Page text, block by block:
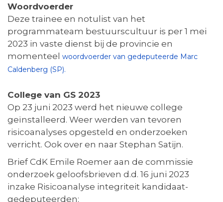
Woordvoerder
Deze trainee en notulist van het
programmateam bestuurscultuur is per 1 mei
2023 in vaste dienst bij de provincie en
momenteel woordvoerder van gedeputeerde Marc
Caldenberg (SP).
College van GS 2023
Op 23 juni 2023 werd het nieuwe college
geïnstalleerd. Weer werden van tevoren
risicoanalyses opgesteld en onderzoeken
verricht. Ook over en naar Stephan Satijn.
Brief CdK Emile Roemer aan de commissie
onderzoek geloofsbrieven d.d. 16 juni 2023
inzake Risicoanalyse integriteit kandidaat-
gedeputeerden: